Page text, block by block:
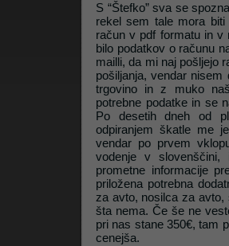
Litrop.net
S “Štefko” sva se
rekel sem tale mora
račun v pdf formatu in v
bilo podatkov o računu
mailli, da mi naj pošljejo
pošiljanja, vendar
trgovino in z muko
potrebne podatke in se
Po desetih dneh od
odpiranjem škatle me
vendar po prvem
vodenje v slovenščini,
prometne informacije
priložena potrebna
za avto, nosilca za avto,
šta nema. Če še ne
pri nas stane 350€, tam
cenejša.